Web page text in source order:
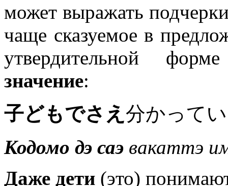
может выражать
чаще сказуемое в
утвердительной
значение:
子どもでさえ 分かって
Кодомо дэ саэ вакаттэ
Даже дети (это)